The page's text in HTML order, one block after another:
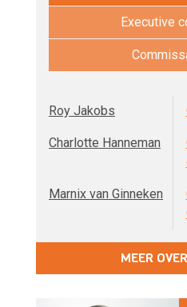
Executive
Roy Jakobs
Charlotte Hanneman
Marnix van Ginneken
MEER